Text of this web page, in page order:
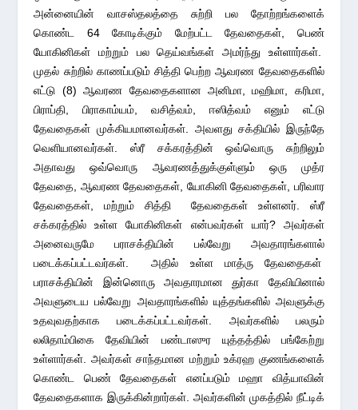
அன்னையின் வாசஸ்தலத்தை சுற்றி பல தோற்றங்களைக்
கொண்ட 64 கோடிக்கும் மேற்பட்ட தேவதைகள், பெண்
யோகினிகள் மற்றும் பல தெய்வங்கள் அமர்ந்து உள்ளார்கள்.
முதல் சுற்றில் காணப்படும் சித்தி பெற்ற ஆவரண தேவதைகளில்
எட்டு (8) ஆவரண தேவதைகளான அனிமா, மஹிமா, கரிமா,
பிராப்தி, பிராகாம்யம், வசித்வம், ஈஸித்வம் எனும் எட்டு
தேவதைகள் முக்கியமானவர்கள். அவளது சக்தியில் இருந்தே
வெளியானவர்கள். ஸ்ரீ சக்கரத்தின் ஒவ்வொரு சுற்றிலும்
அதாவது ஒவ்வொரு ஆவரணத்துக்குள்ளும் ஒரு முத்ர
தேவதை, ஆவரண தேவதைகள், யோகினி தேவதைகள், பரிவார
தேவதைகள், மற்றும் சித்தி தேவதைகள் உள்ளனர். ஸ்ரீ
சக்கரத்தில் உள்ள யோகினிகள் என்பவர்கள் யார்? அவர்கள்
அனைவருமே பராசக்தியின் பல்வேறு அவதாரங்களால்
படைக்கப்பட்டவர்கள். அதில் உள்ள மாத்ரு தேவதைகள்
பராசக்தியின் இன்னொரு அவதாரமான துர்கா தேவியினால்
அவளுடைய பல்வேறு அவதாரங்களில் யுத்தங்களில் அவளுக்கு
உதவுவதற்காக படைக்கப்பட்டவர்கள். அவர்களில் பலரும்
லலிதாம்பிகை தேவியின் பண்டாஸுர யுத்தத்தில் பங்கேற்று
உள்ளார்கள். அவர்கள் சாந்தமான மற்றும் உக்ரஹ குணங்களைக்
கொண்ட பெண் தேவதைகள் எனப்படும் மஹா வித்யாவின்
தேவதைகளாக இருக்கின்றார்கள். அவர்களின் முகத்தில் நீட்டிக்